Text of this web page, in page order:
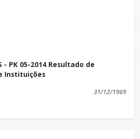
- PK 05-2014 Resultado de
Instituições
31/12/1969